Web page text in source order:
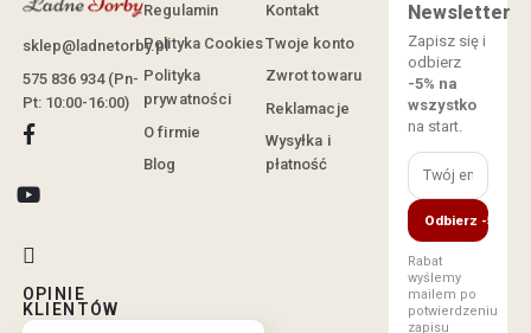
sklep@ladnetorby.pl
575 836 934 (Pn-
Pt: 10:00-16:00)
OPINIE
KLIENTÓW
Regulamin
Polityka Cookies
Polityka
prywatności
O firmie
Blog
Kontakt
Twoje konto
Zwrot towaru
Reklamacje
Wysyłka i
płatność
Newsletter
Zapisz się i
odbierz
-5% na
wszystko
na start.
Odbierz -5%
Rabat
wyślemy
mailem po
potwierdzeniu
zapisu